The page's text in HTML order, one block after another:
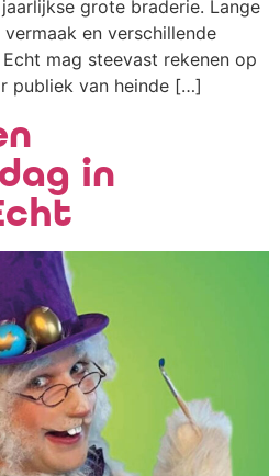
grote braderie. Lange
en verschillende
mag steevast rekenen op
publiek van heinde […]
in